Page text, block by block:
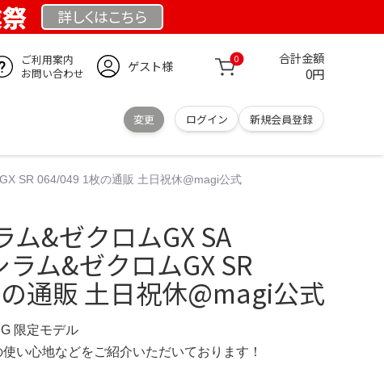
詳しくはこちら
ご利用案内
お問い合わせ
ゲスト様 0 合計金額
0円
変更 ログイン 新規会員登録
SR 064/049 1枚の通販 土日祝休@magi公式
ム&ゼクロムGX SA
ム&ゼクロムGX SR
通販 土日祝休@magi公式
限定モデル
い心地などをご紹介いただいております！